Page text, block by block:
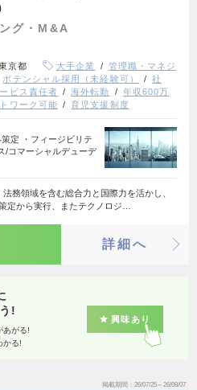
グ・M&A
京都 大手企業
管理職・マネジ
ポテンシャル採用（未経験可）
社
ビス責任者 海外転勤
年収600万
ワーク可能 育児支援制度
定 ・フィージビリテ
/コマーシャルデューデ
務領域を含む総合力と国際力を活かし、
定から実行、またテクノロジ…
詳細へ
!
あがる!
かる!
興味あり
掲載期間 26/07/25～26/08/07